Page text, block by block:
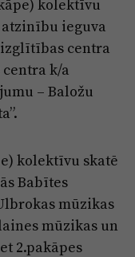
politika
kodekss
noteikumi
paziņojumi
kolektīvu
ieguva
centra
k/a
– Baložu
kolektīvu skatē
Babītes
mūzikas
mūzikas un
2.pakāpes